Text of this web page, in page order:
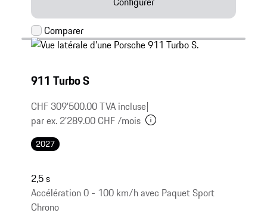
911 Turbo S
CHF 309'500.00 TVA incluse|
par ex. 2'289.00 CHF /mois
2027
2,5 s
Accélération 0 - 100 km/h avec Paquet Sport
Chrono